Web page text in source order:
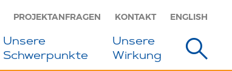
PROJEKTANFRAGEN KONTAKT ENGLISH
Unsere
Schwerpunkte
Unsere
Wirkung